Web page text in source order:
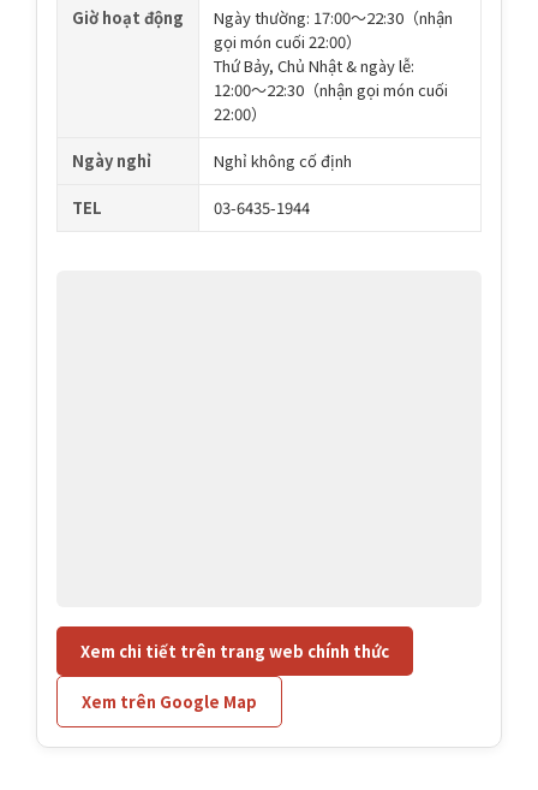
Giờ hoạt động
Ngày thường: 17:00〜22:30（nhận
gọi món cuối 22:00）
Thứ Bảy, Chủ Nhật & ngày lễ:
12:00〜22:30（nhận gọi món cuối
22:00）
Ngày nghỉ Nghỉ không cố định
TEL 03-6435-1944
Xem chi tiết trên trang web chính thức
Xem trên Google Map